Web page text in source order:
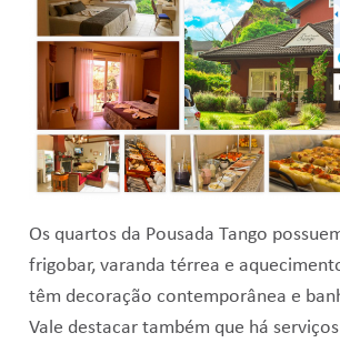
Os quartos da Pousada Tango
frigobar, varanda térrea e
têm decoração contemporânea e
Vale destacar também que há